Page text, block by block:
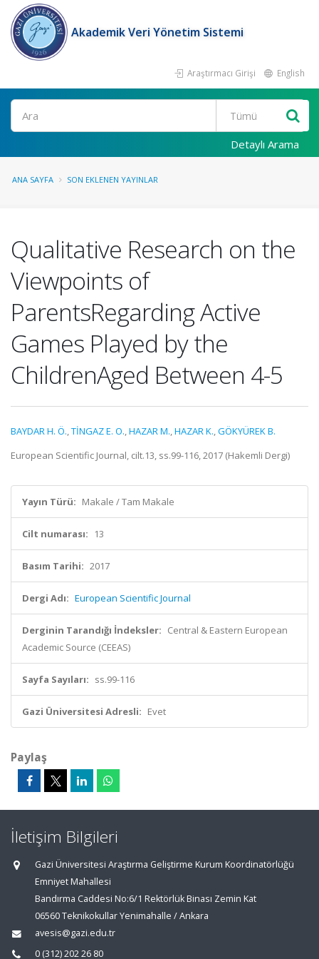
Akademik Veri Yönetim Sistemi
Araştırmacı Girişi English
Ara
Detaylı Arama
ANA SAYFA SON EKLENEN YAYINLAR
Qualitative Research on the
Viewpoints of
ParentsRegarding Active
Games Played by the
ChildrenAged Between 4-5
BAYDAR H. Ö.,TİNGAZ E. O.,HAZAR M.,HAZAR K.,GÖKYÜREK B.
European Scientific Journal, cilt.13, ss.99-116, 2017 (Hakemli Dergi)
Yayın Türü: Makale / Tam Makale
Cilt numarası: 13
Basım Tarihi: 2017
Dergi Adı: European Scientific Journal
Derginin Tarandığı İndeksler: Central & Eastern European
Academic Source (CEEAS)
Sayfa Sayıları: ss.99-116
Gazi Üniversitesi Adresli: Evet
Paylaş
İletişim Bilgileri
Gazi Üniversitesi Araştırma Geliştirme Kurum Koordinatörlüğü
Emniyet Mahallesi
Bandırma Caddesi No:6/1 Rektörlük Binası Zemin Kat
06560 Teknikokullar Yenimahalle / Ankara
avesis@gazi.edu.tr
0 (312) 202 26 80